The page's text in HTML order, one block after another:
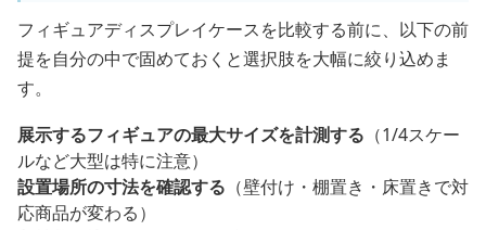
フィギュアディスプレイケースを比較する前に、以下の前
提を自分の中で固めておくと選択肢を大幅に絞り込めま
す。
展示するフィギュアの最大サイズを計測する （1/4スケー
ルなど大型は特に注意）
設置場所の寸法を確認する （壁付け・棚置き・床置きで対
応商品が変わる）